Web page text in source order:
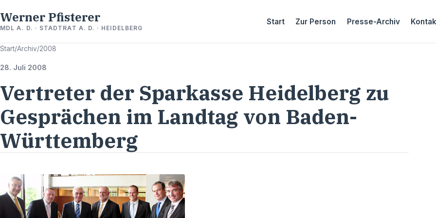
Werner Pfisterer
MDL A. D. · STADTRAT A. D. · HEIDELBERG
Start Zur Person Presse-Archiv
Start/Archiv/2008
28. Juli 2008
Vertreter der Sparkasse Heidelberg zu
Gesprächen im Landtag von Baden-
Württemberg